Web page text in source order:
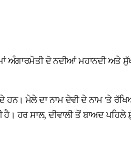
ਅੰਗਾਰਮੋਤੀ ਦੋ ਨਦੀਆਂ ਮਹਾਨਦੀ ਅਤੇ
ਹਨ। ਮੇਲੇ ਦਾ ਨਾਮ ਦੇਵੀ ਦੇ ਨਾਮ 'ਤੇ
ਹਰ ਸਾਲ, ਦੀਵਾਲੀ ਤੋਂ ਬਾਅਦ ਪਹਿਲੇ